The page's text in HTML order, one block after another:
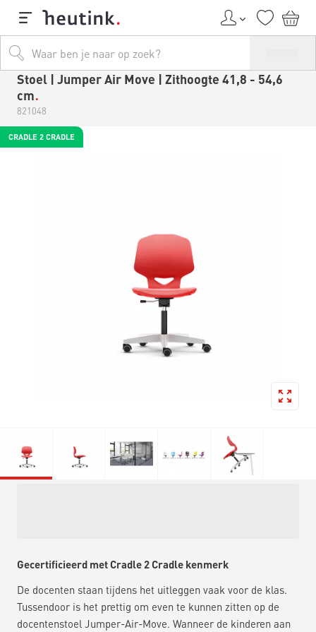
Stoel | Jumper Air Move | Zithoogte 41,8 - 54,6
cm
821048
CRADLE 2 CRADLE
Gecertificieerd met Cradle 2 Cradle kenmerk
De docenten staan tijdens het uitleggen vaak voor de klas.
Tussendoor is het prettig om even te kunnen zitten op de
docentenstoel Jumper-Air-Move. Wanneer de kinderen aan